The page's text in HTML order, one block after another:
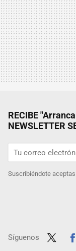
RECIBE
NEWSLETTER
Suscribiéndote
Síguenos